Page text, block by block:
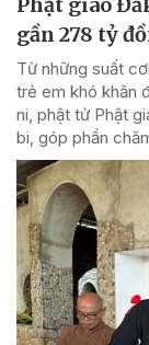
Phật giáo
gần 278 tỷ
Từ những suất
trẻ em khó khăn
ni, phật tử Phật
bi, góp phần